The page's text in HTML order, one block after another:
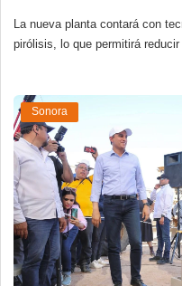
La nueva planta contará con
pirólisis, lo que permitirá reducir
Sonora